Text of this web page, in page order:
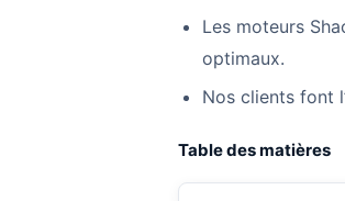
Les moteurs
optimaux.
Nos clients font
Table des matières